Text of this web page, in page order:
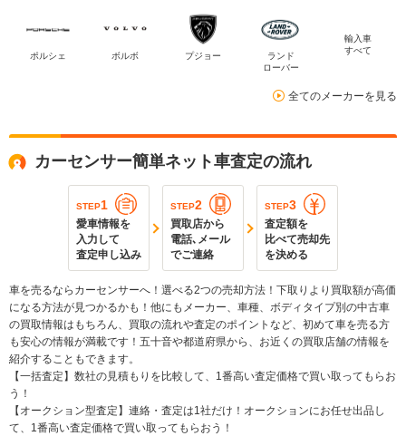
ポルシェ ボルボ プジョー
ランド
ローバー
輸入車
すべて
全てのメーカーを見る
カーセンサー簡単ネット車査定の流れ
STEP1
愛車情報を
入力して
査定申し込み
STEP2
買取店から
電話､メール
でご連絡
STEP3
査定額を
比べて売却先
を決める
車を売るならカーセンサーへ！選べる2つの売却方法！下取りより買取額が高価
になる方法が見つかるかも！他にもメーカー、車種、ボディタイプ別の中古車
の買取情報はもちろん、買取の流れや査定のポイントなど、初めて車を売る方
も安心の情報が満載です！五十音や都道府県から、お近くの買取店舗の情報を
紹介することもできます。
【一括査定】数社の見積もりを比較して、1番高い査定価格で買い取ってもらお
う！
【オークション型査定】連絡・査定は1社だけ！オークションにお任せ出品し
て、1番高い査定価格で買い取ってもらおう！